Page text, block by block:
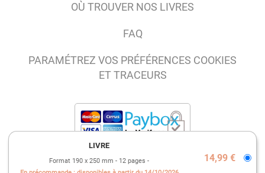
LIVRE
Format 190 x 250 mm
12 pages
14,99 €
OÙ TROUVER NOS LIVRES
FAQ
PARAMÉTREZ VOS PRÉFÉRENCES COOKIES
ET TRACEURS
MENTIONS LÉGALES